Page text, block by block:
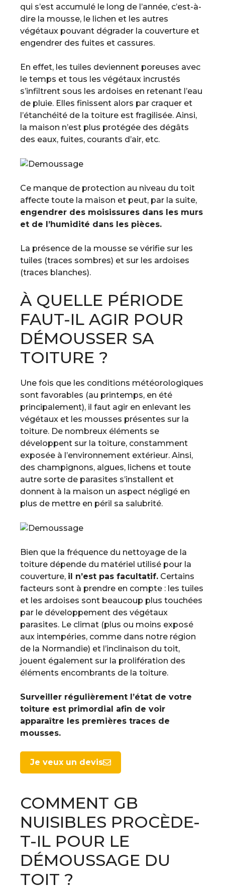
qui s’est accumulé le long de l’année, c’est-à-
dire la mousse, le lichen et les autres
végétaux pouvant dégrader la couverture et
engendrer des fuites et cassures.
En effet, les tuiles deviennent poreuses avec
le temps et tous les végétaux incrustés
s’infiltrent sous les ardoises en retenant l’eau
de pluie. Elles finissent alors par craquer et
l’étanchéité de la toiture est fragilisée. Ainsi,
la maison n’est plus protégée des dégâts
des eaux, fuites, courants d’air, etc.
Ce manque de protection au niveau du toit
affecte toute la maison et peut, par la suite,
engendrer des moisissures dans les murs
et de l’humidité dans les pièces.
La présence de la mousse se vérifie sur les
tuiles (traces sombres) et sur les ardoises
(traces blanches).
À QUELLE PÉRIODE
FAUT-IL AGIR POUR
DÉMOUSSER SA
TOITURE ?
Une fois que les conditions météorologiques
sont favorables (au printemps, en été
principalement), il faut agir en enlevant les
végétaux et les mousses présentes sur la
toiture. De nombreux éléments se
développent sur la toiture, constamment
exposée à l’environnement extérieur. Ainsi,
des champignons, algues, lichens et toute
autre sorte de parasites s’installent et
donnent à la maison un aspect négligé en
plus de mettre en péril sa salubrité.
Bien que la fréquence du nettoyage de la
toiture dépende du matériel utilisé pour la
couverture, il n’est pas facultatif. Certains
facteurs sont à prendre en compte : les tuiles
et les ardoises sont beaucoup plus touchées
par le développement des végétaux
parasites. Le climat (plus ou moins exposé
aux intempéries, comme dans notre région
de la Normandie) et l’inclinaison du toit,
jouent également sur la prolifération des
éléments encombrants de la toiture.
Surveiller régulièrement l’état de votre
toiture est primordial afin de voir
apparaître les premières traces de
mousses.
Je veux un devis
COMMENT GB
NUISIBLES PROCÈDE-
T-IL POUR LE
DÉMOUSSAGE DU
TOIT ?